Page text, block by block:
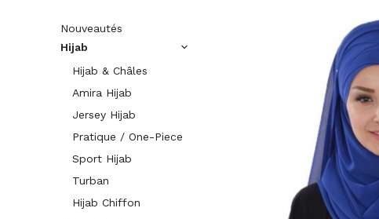
Nouveautés
Hijab
Hijab & Châles
Amira Hijab
Jersey Hijab
Pratique / One-Piece
Sport Hijab
Turban
Hijab Chiffon